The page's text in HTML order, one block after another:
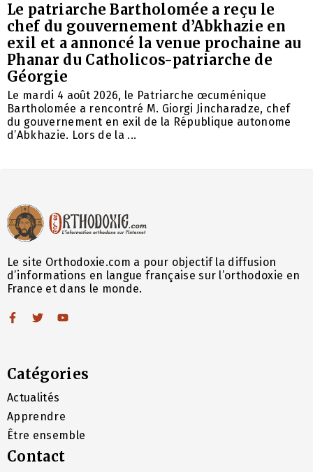
Le patriarche Bartholomée a reçu le
chef du gouvernement d’Abkhazie en
exil et a annoncé la venue prochaine au
Phanar du Catholicos-patriarche de
Géorgie
Le mardi 4 août 2026, le Patriarche œcuménique
Bartholomée a rencontré M. Giorgi Jincharadze, chef
du gouvernement en exil de la République autonome
d’Abkhazie. Lors de la ...
Le site Orthodoxie.com a pour objectif la diffusion
d’informations en langue française sur l’orthodoxie en
France et dans le monde.
Catégories
Actualités
Apprendre
Être ensemble
Contact